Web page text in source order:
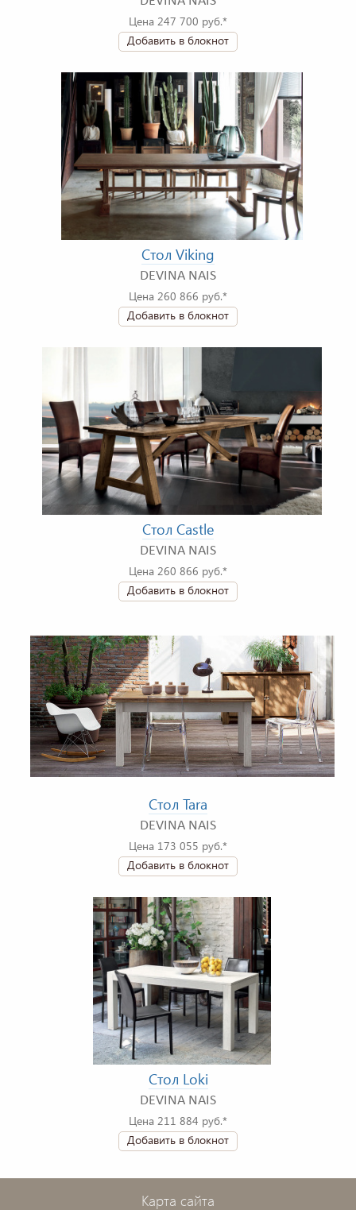
Цена 247 700 руб.*
Добавить в блокнот
Стол Viking
DEVINA NAIS
Цена 260 866 руб.*
Добавить в блокнот
Стол Castle
DEVINA NAIS
Цена 260 866 руб.*
Добавить в блокнот
Стол Tara
DEVINA NAIS
Цена 173 055 руб.*
Добавить в блокнот
Стол Loki
DEVINA NAIS
Цена 211 884 руб.*
Добавить в блокнот
Карта сайта